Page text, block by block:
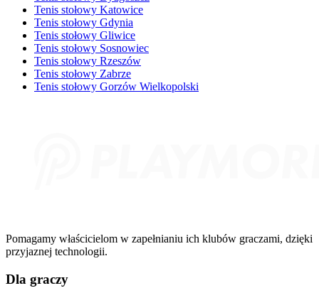
Tenis stołowy Katowice
Tenis stołowy Gdynia
Tenis stołowy Gliwice
Tenis stołowy Sosnowiec
Tenis stołowy Rzeszów
Tenis stołowy Zabrze
Tenis stołowy Gorzów Wielkopolski
Pomagamy właścicielom w zapełnianiu ich klubów graczami, dzięki
przyjaznej technologii.
Dla graczy